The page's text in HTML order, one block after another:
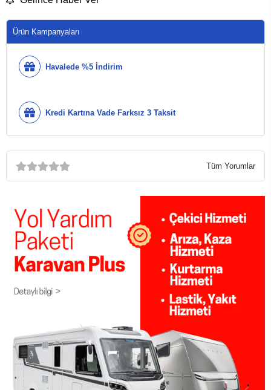
Ürün Kampanyaları
Havalede %5 İndirim
Kredi Kartına Vade Farksız 3 Taksit
Tüm Yorumlar